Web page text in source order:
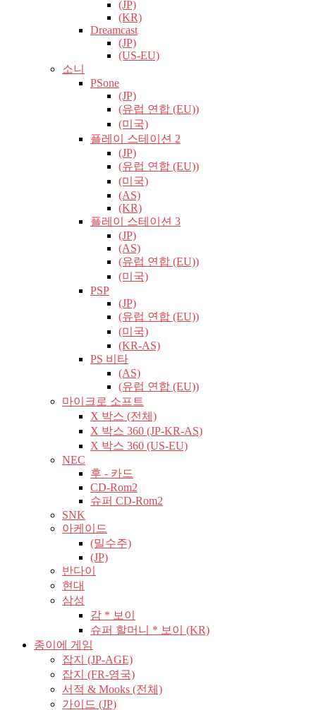
(JP)
(KR)
Dreamcast
(JP)
(US-EU)
소니
PSone
(JP)
(유럽​​ 연합 (EU))
(미국)
플레이 스테이션 2
(JP)
(유럽​​ 연합 (EU))
(미국)
(AS)
(KR)
플레이 스테이션 3
(JP)
(AS)
(유럽​​ 연합 (EU))
(미국)
PSP
(JP)
(유럽​​ 연합 (EU))
(미국)
(KR-AS)
PS 비타
(AS)
(유럽​​ 연합 (EU))
마이크로 소프트
X 박스 (전체)
X 박스 360 (JP-KR-AS)
X 박스 360 (US-EU)
NEC
후 - 카드
CD-Rom2
슈퍼 CD-Rom2
SNK
아케이드
(밀수주)
(JP)
반다이
현대
삼성
감 * 보이
슈퍼 할머니 * 보이 (KR)
종이에 게임
잡지 (JP-AGE)
잡지 (FR-영국)
서적 & Mooks (전체)
가이드 (JP)